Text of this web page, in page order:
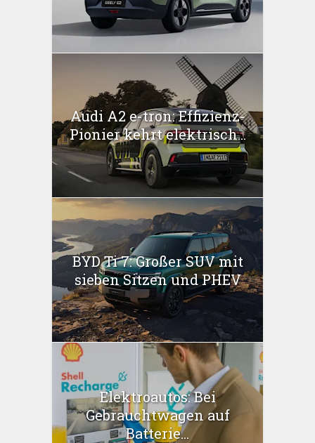
Audi A2 e-tron: Effizienz-
Pionier kehrt elektrisch...
BYD Ti 7: Großer SUV mit
sieben Sitzen und PHEV
Elektroautos: Bei
Gebrauchtwagen auf
Batterie...